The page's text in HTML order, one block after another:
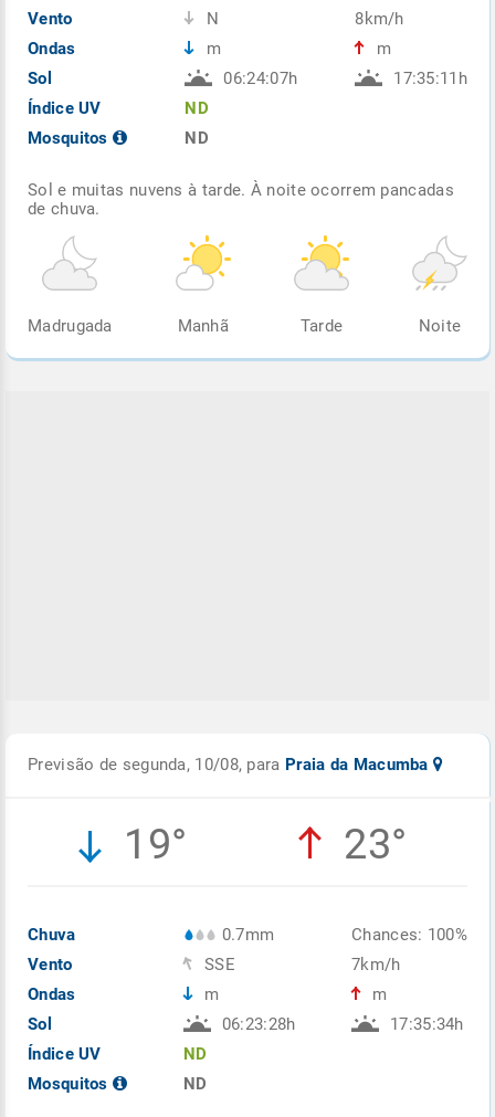
Vento
Ondas
Sol
Índice UV
Mosquitos
N
m
06:24:07h
ND
ND
8km/h
m
17:35:11h
Sol e muitas nuvens à tarde. À noite ocorrem pancadas
de chuva.
Madrugada Manhã Tarde Noite
Previsão de segunda, 10/08, para Praia da Macumba
19° 23°
Chuva
Vento
Ondas
Sol
Índice UV
Mosquitos
0.7mm
SSE
m
06:23:28h
ND
ND
Chances: 100%
7km/h
m
17:35:34h